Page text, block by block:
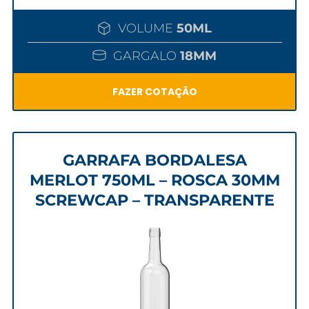
VOLUME 50ML
GARGALO 18MM
FAZER COTAÇÃO
GARRAFA BORDALESA
MERLOT 750ML – ROSCA 30MM
SCREWCAP – TRANSPARENTE